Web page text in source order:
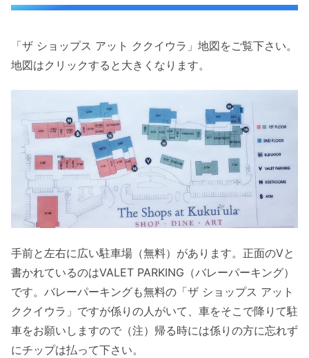
「ザ ショップス アット ククイウラ」地図をご覧下さい。
地図はクリックすると大きくなります。
手前と左右に広い駐車場（無料）があります。正面のVと
書かれているのはVALET PARKING（バレーパーキング）
です。バレーパーキングも無料の「ザ ショップス アット
ククイウラ」ですが係りの人がいて、車をそこで降りて駐
車をお願いしますので（注）帰る時には係りの方に忘れず
にチップは払って下さい。